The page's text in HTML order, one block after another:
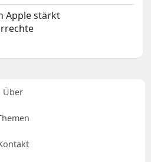
Apple stärkt
Über